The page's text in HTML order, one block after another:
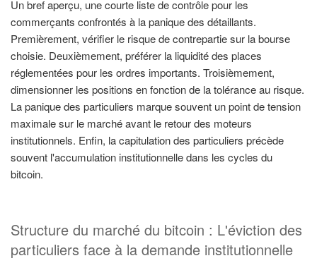
Un bref aperçu, une courte liste de contrôle pour les
commerçants confrontés à la panique des détaillants.
Premièrement, vérifier le risque de contrepartie sur la bourse
choisie. Deuxièmement, préférer la liquidité des places
réglementées pour les ordres importants. Troisièmement,
dimensionner les positions en fonction de la tolérance au risque.
La panique des particuliers marque souvent un point de tension
maximale sur le marché avant le retour des moteurs
institutionnels. Enfin, la capitulation des particuliers précède
souvent l'accumulation institutionnelle dans les cycles du
bitcoin.
Structure du marché du bitcoin : L'éviction des
particuliers face à la demande institutionnelle